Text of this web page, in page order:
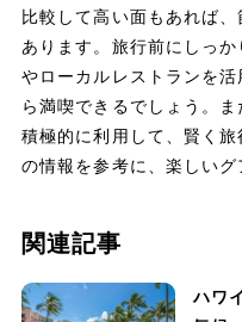
比較して高い面もあれば
あります。旅行前にしっ
やローカルレストランを
ら満喫できるでしょう。
積極的に利用して、賢く
の情報を参考に、楽しいグ
関連記事
ハワ